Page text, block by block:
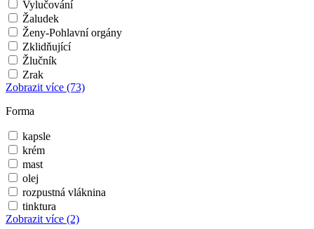
Vylučování
Žaludek
Ženy-Pohlavní orgány
Zklidňující
Žlučník
Zrak
Zobrazit více (73)
Forma
kapsle
krém
mast
olej
rozpustná vláknina
tinktura
Zobrazit více (2)